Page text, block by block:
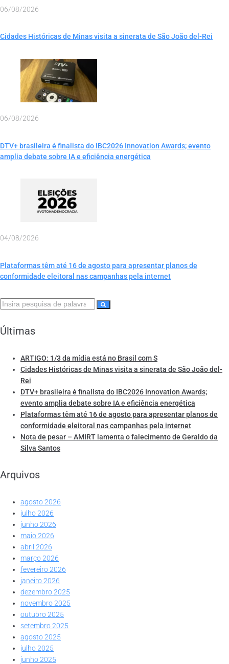
06/08/2026
Cidades Históricas de Minas visita a sinerata de São João del-Rei
06/08/2026
DTV+ brasileira é finalista do IBC2026 Innovation Awards; evento
amplia debate sobre IA e eficiência energética
04/08/2026
Plataformas têm até 16 de agosto para apresentar planos de
conformidade eleitoral nas campanhas pela internet
Últimas
ARTIGO: 1/3 da mídia está no Brasil com S
Cidades Históricas de Minas visita a sinerata de São João del-
Rei
DTV+ brasileira é finalista do IBC2026 Innovation Awards;
evento amplia debate sobre IA e eficiência energética
Plataformas têm até 16 de agosto para apresentar planos de
conformidade eleitoral nas campanhas pela internet
Nota de pesar – AMIRT lamenta o falecimento de Geraldo da
Silva Santos
Arquivos
agosto 2026
julho 2026
junho 2026
maio 2026
abril 2026
março 2026
fevereiro 2026
janeiro 2026
dezembro 2025
novembro 2025
outubro 2025
setembro 2025
agosto 2025
julho 2025
junho 2025